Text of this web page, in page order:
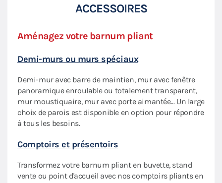
ACCESSOIRES
Aménagez votre barnum pliant
Demi-murs ou murs spéciaux
Demi-mur avec barre de maintien, mur avec fenêtre
panoramique enroulable ou totalement transparent,
mur moustiquaire, mur avec porte aimantée... Un large
choix de parois est disponible en option pour répondre
à tous les besoins.
Comptoirs et présentoirs
Transformez votre barnum pliant en buvette, stand
vente ou point d'accueil avec nos comptoirs pliants en